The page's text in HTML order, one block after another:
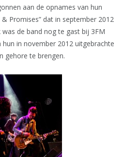
aan de opnames van hun
Promises” dat in september 2012
de band nog te gast bij 3FM
in november 2012 uitgebrachte
gehore te brengen.